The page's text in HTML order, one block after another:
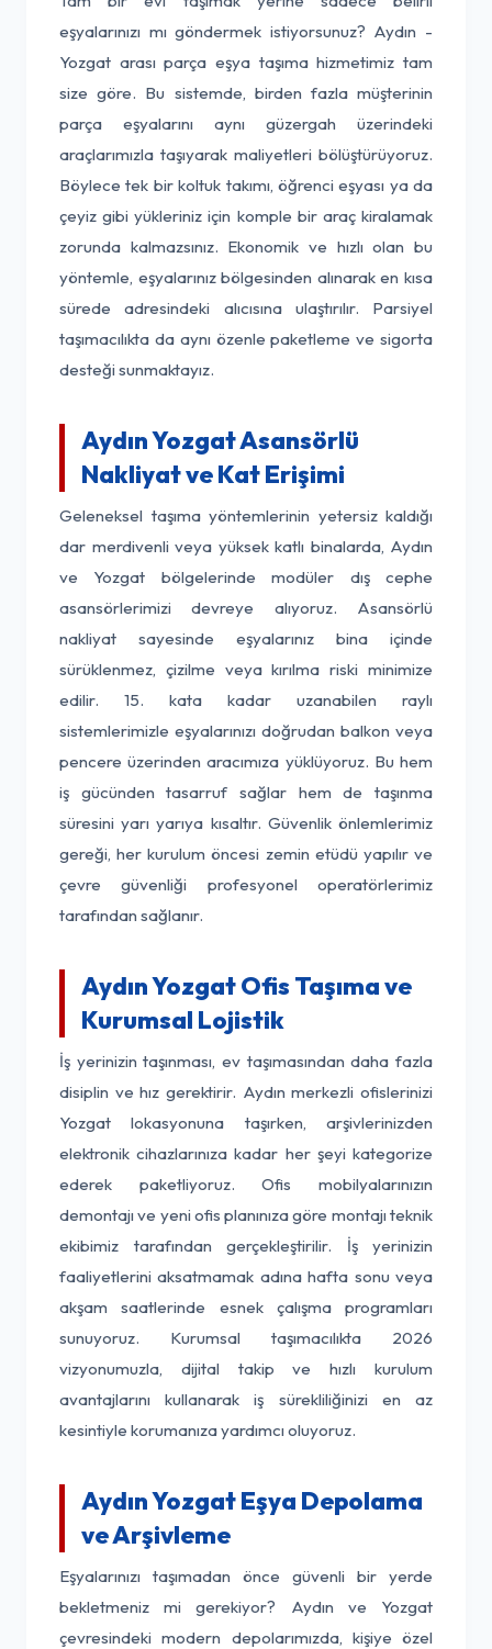
eşyalarınızı mı göndermek istiyorsunuz? Aydın -
Yozgat arası parça eşya taşıma hizmetimiz tam
size göre. Bu sistemde, birden fazla müşterinin
parça eşyalarını aynı güzergah üzerindeki
araçlarımızla taşıyarak maliyetleri bölüştürüyoruz.
Böylece tek bir koltuk takımı, öğrenci eşyası ya da
çeyiz gibi yükleriniz için komple bir araç kiralamak
zorunda kalmazsınız. Ekonomik ve hızlı olan bu
yöntemle, eşyalarınız bölgesinden alınarak en kısa
sürede adresindeki alıcısına ulaştırılır. Parsiyel
taşımacılıkta da aynı özenle paketleme ve sigorta
desteği sunmaktayız.
Aydın Yozgat Asansörlü
Nakliyat ve Kat Erişimi
Geleneksel taşıma yöntemlerinin yetersiz kaldığı
dar merdivenli veya yüksek katlı binalarda, Aydın
ve Yozgat bölgelerinde modüler dış cephe
asansörlerimizi devreye alıyoruz. Asansörlü
nakliyat sayesinde eşyalarınız bina içinde
sürüklenmez, çizilme veya kırılma riski minimize
edilir. 15. kata kadar uzanabilen raylı
sistemlerimizle eşyalarınızı doğrudan balkon veya
pencere üzerinden aracımıza yüklüyoruz. Bu hem
iş gücünden tasarruf sağlar hem de taşınma
süresini yarı yarıya kısaltır. Güvenlik önlemlerimiz
gereği, her kurulum öncesi zemin etüdü yapılır ve
çevre güvenliği profesyonel operatörlerimiz
tarafından sağlanır.
Aydın Yozgat Ofis Taşıma ve
Kurumsal Lojistik
İş yerinizin taşınması, ev taşımasından daha fazla
disiplin ve hız gerektirir. Aydın merkezli ofislerinizi
Yozgat lokasyonuna taşırken, arşivlerinizden
elektronik cihazlarınıza kadar her şeyi kategorize
ederek paketliyoruz. Ofis mobilyalarınızın
demontajı ve yeni ofis planınıza göre montajı teknik
ekibimiz tarafından gerçekleştirilir. İş yerinizin
faaliyetlerini aksatmamak adına hafta sonu veya
akşam saatlerinde esnek çalışma programları
sunuyoruz. Kurumsal taşımacılıkta 2026
vizyonumuzla, dijital takip ve hızlı kurulum
avantajlarını kullanarak iş sürekliliğinizi en az
kesintiyle korumanıza yardımcı oluyoruz.
Aydın Yozgat Eşya Depolama
ve Arşivleme
Eşyalarınızı taşımadan önce güvenli bir yerde
bekletmeniz mi gerekiyor? Aydın ve Yozgat
çevresindeki modern depolarımızda, kişiye özel